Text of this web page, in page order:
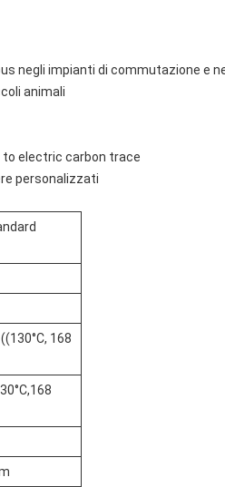
negli impianti di commutazione e
animali
electric carbon trace
personalizzati
168